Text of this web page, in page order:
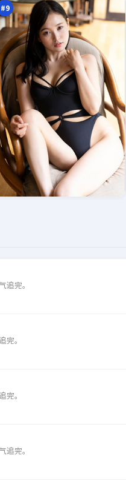
#9
完。
。
。
完。